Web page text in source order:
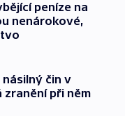
peníze na
nenárokové,
čin v
zranění při něm